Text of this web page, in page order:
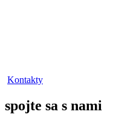
Kontakty
spojte sa s nami